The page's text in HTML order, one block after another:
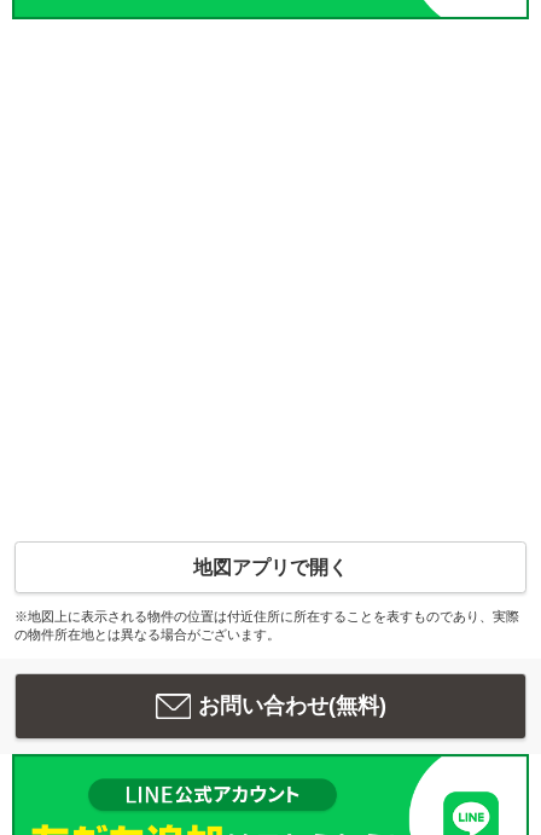
地図アプリで開く
※地図上に表示される物件の位置は付近住所に所在することを表すものであり、実際
の物件所在地とは異なる場合がございます。
お問い合わせ(無料)